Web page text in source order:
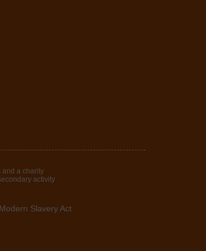
and a charity
activity
Modern Slavery Act